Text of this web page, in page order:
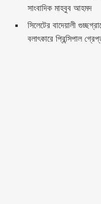
সাংবাদিক মাহবুব আহমদ
সিলেটের বাদেয়ালী
বলাৎকারে প্রিন্সিপাল